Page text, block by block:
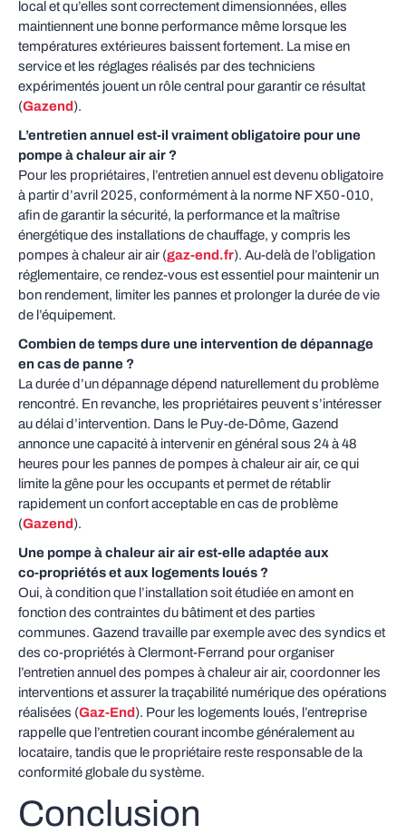
local et qu’elles sont correctement dimensionnées, elles
maintiennent une bonne performance même lorsque les
températures extérieures baissent fortement. La mise en
service et les réglages réalisés par des techniciens
expérimentés jouent un rôle central pour garantir ce résultat
(Gazend).
L’entretien annuel est‑il vraiment obligatoire pour une
pompe à chaleur air air ?
Pour les propriétaires, l’entretien annuel est devenu obligatoire
à partir d’avril 2025, conformément à la norme NF X50‑010,
afin de garantir la sécurité, la performance et la maîtrise
énergétique des installations de chauffage, y compris les
pompes à chaleur air air (gaz-end.fr). Au‑delà de l’obligation
réglementaire, ce rendez‑vous est essentiel pour maintenir un
bon rendement, limiter les pannes et prolonger la durée de vie
de l’équipement.
Combien de temps dure une intervention de dépannage
en cas de panne ?
La durée d’un dépannage dépend naturellement du problème
rencontré. En revanche, les propriétaires peuvent s’intéresser
au délai d’intervention. Dans le Puy‑de‑Dôme, Gazend
annonce une capacité à intervenir en général sous 24 à 48
heures pour les pannes de pompes à chaleur air air, ce qui
limite la gêne pour les occupants et permet de rétablir
rapidement un confort acceptable en cas de problème
(Gazend).
Une pompe à chaleur air air est‑elle adaptée aux
co‑propriétés et aux logements loués ?
Oui, à condition que l’installation soit étudiée en amont en
fonction des contraintes du bâtiment et des parties
communes. Gazend travaille par exemple avec des syndics et
des co‑propriétés à Clermont‑Ferrand pour organiser
l’entretien annuel des pompes à chaleur air air, coordonner les
interventions et assurer la traçabilité numérique des opérations
réalisées (Gaz-End). Pour les logements loués, l’entreprise
rappelle que l’entretien courant incombe généralement au
locataire, tandis que le propriétaire reste responsable de la
conformité globale du système.
Conclusion